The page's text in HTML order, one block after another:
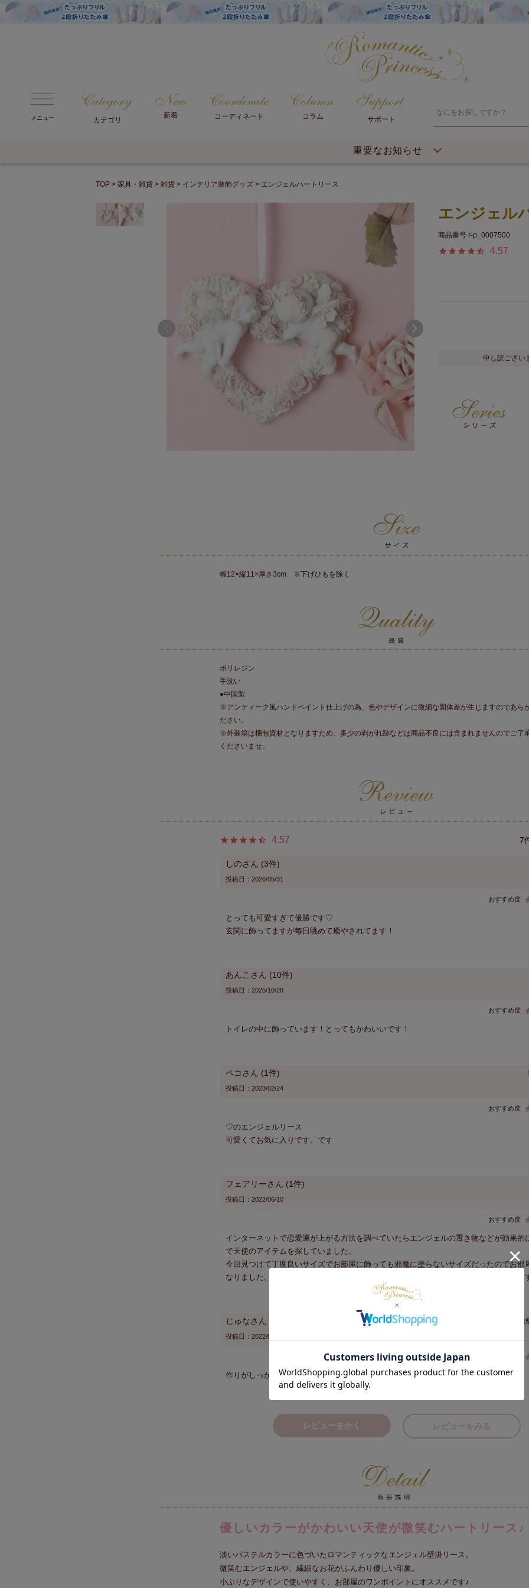
メニュー カテゴリ
新着 コーディネート コラム サポート
重要なお知らせ
TOP 家具・雑貨 雑貨 インテリア装飾グッズ エンジェルハートリース
エンジェル
商品番号 r-p_0007500
4.57
申し訳ござい
幅12×縦11×厚さ3cm ※下げひもを除く
ポリレジン
手洗い
●中国製
※アンティーク風ハンドペイント仕上げの為、色やデザインに微細な固体差が生じますのであら
ださい。
※外装箱は梱包資材となりますため、多少の剥がれ跡などは商品不良には含まれませんのでご了
くださいませ。
4.57 7
しの 3
投稿日 2026/05/31
とっても可愛すぎて優勝です♡
玄関に飾ってますが毎日眺めて癒やされてます！
あんこ 10
投稿日 2025/10/28
トイレの中に飾っています！とってもかわいいです！
ペコ 1
投稿日 2023/02/24
♡のエンジェルリース
可愛くてお気に入りです。です
フェアリー 1
投稿日 2022/06/10
インターネットで恋愛運が上がる方法を調べていたらエンジェルの置き物などが効果的
で天使のアイテムを探していました。
今回見つけて丁度良いサイズでお部屋に飾っても邪魔に塗らないサイズだったのでお部
なりました。天使ちゃんを見ているだけでも癒されるので私は買って良かったと思いま
じゅな 宮城
投稿日 2022/03/14
作りがしっかりしてて可愛かったです！ドアに下げようと思います♡
レビューをかく レビューをみる
優しいカラーがかわいい天使が微笑むハートリース♪
淡いパステルカラーに色づいたロマンティックなエンジェル壁掛リース。
微笑むエンジェルや、繊細なお花がふんわり優しい印象。
小ぶりなデザインで使いやすく、お部屋のワンポイントにオススメです♪